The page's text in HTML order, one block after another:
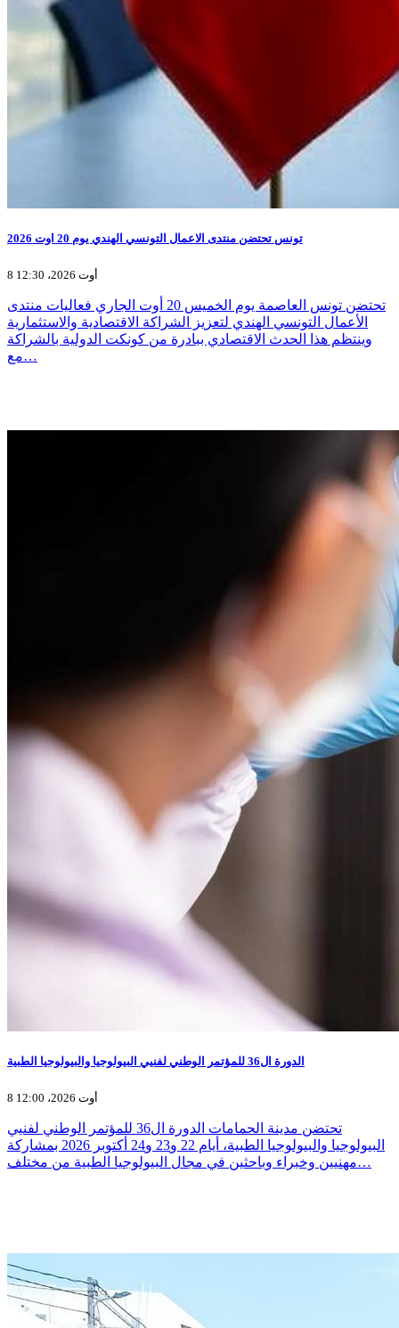
تونس تحتضن منتدى الاعمال التونسي الهندي يوم 20 اوت 2026
8 أوت 2026، 12:30
تحتضن تونس العاصمة يوم الخميس 20 أوت الجاري فعاليات منتدى
الأعمال التونسي الهندي لتعزيز الشراكة الاقتصادية والاستثمارية
وينتظم هذا الحدث الاقتصادي ببادرة من كونكت الدولية بالشراكة
مع…
الدورة ال36 للمؤتمر الوطني لفنيي البيولوجيا والبيولوجيا الطبية
8 أوت 2026، 12:00
تحتضن مدينة الحمامات الدورة ال36 للمؤتمر الوطني لفنيي
البيولوجيا والبيولوجيا الطبية، أيام 22 و23 و24 أكتوبر 2026 بمشاركة
مهنيين وخبراء وباحثين في مجال البيولوجيا الطبية من مختلف…